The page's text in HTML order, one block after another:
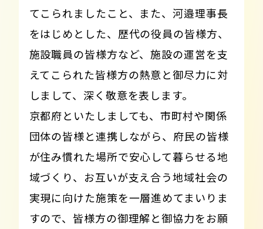
てこられましたこと、また、河邉理事長
をはじめとした、歴代の役員の皆様方、
施設職員の皆様方など、施設の運営を支
えてこられた皆様方の熱意と御尽力に対
しまして、深く敬意を表します。
京都府といたしましても、市町村や関係
団体の皆様と連携しながら、府民の皆様
が住み慣れた場所で安心して暮らせる地
域づくり、お互いが支え合う地域社会の
実現に向けた施策を一層進めてまいりま
すので、皆様方の御理解と御協力をお願